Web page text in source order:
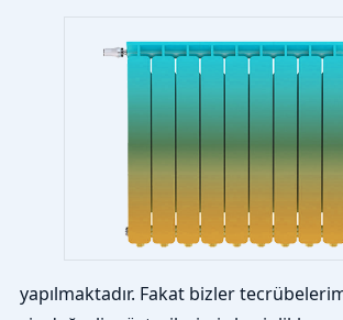
yapılmaktadır. Fakat bizler